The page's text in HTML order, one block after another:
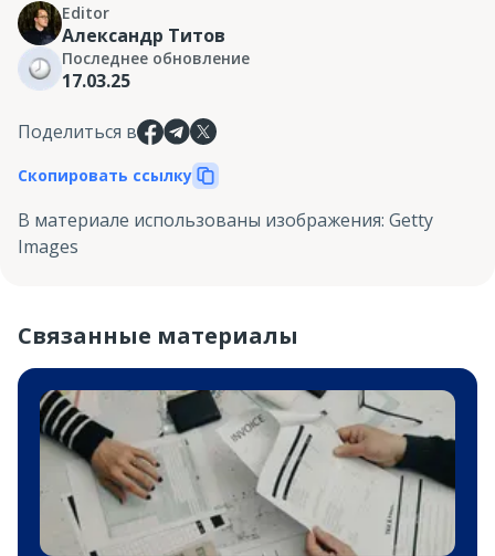
Editor
Александр Титов
Последнее обновление
17.03.25
Поделиться в
Скопировать ссылку
В материале использованы изображения: Getty
Images
Связанные материалы